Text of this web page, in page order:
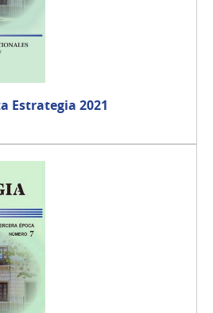
Estrategia 2021